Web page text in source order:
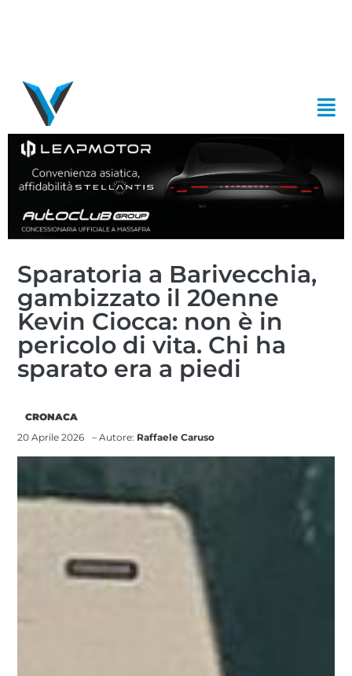
Sparatoria a Barivecchia,
gambizzato il 20enne
Kevin Ciocca: non è in
pericolo di vita. Chi ha
sparato era a piedi
CRONACA
20 Aprile 2026
– Autore: Raffaele Caruso